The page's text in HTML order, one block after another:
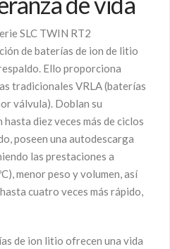
SLC TWIN RT2
de baterías de ion de litio
Ello proporciona
tradicionales VRLA (baterías
válvula). Doblan su
diez veces más de ciclos
poseen una autodescarga
las prestaciones a
menor peso y volumen, así
cuatro veces más rápido,
de ion litio ofrecen una vida